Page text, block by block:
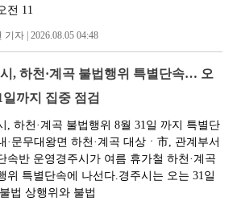
전 11
기자 | 2026.08.05 04:48
, 하천·계곡 불법행위 특별단속… 오
일까지 집중 점검
, 하천·계곡 불법행위 8월 31일 까지 특별단
·문무대왕면 하천·계곡 대상ㆍ市, 관계부서
속반 운영경주시가 여름 휴가철 하천·계곡
위 특별단속에 나선다.경주시는 오는 31일
법 상행위와 불법